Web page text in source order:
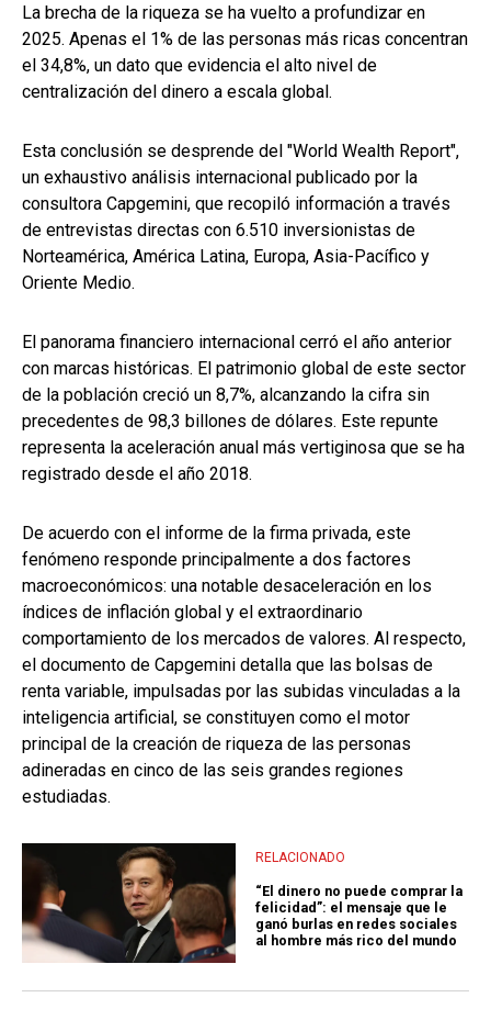
La brecha de la riqueza se ha vuelto a profundizar en
2025. Apenas el 1% de las personas más ricas concentran
el 34,8%, un dato que evidencia el alto nivel de
centralización del dinero a escala global.
Esta conclusión se desprende del "World Wealth Report",
un exhaustivo análisis internacional publicado por la
consultora Capgemini, que recopiló información a través
de entrevistas directas con 6.510 inversionistas de
Norteamérica, América Latina, Europa, Asia-Pacífico y
Oriente Medio.
El panorama financiero internacional cerró el año anterior
con marcas históricas. El patrimonio global de este sector
de la población creció un 8,7%, alcanzando la cifra sin
precedentes de 98,3 billones de dólares. Este repunte
representa la aceleración anual más vertiginosa que se ha
registrado desde el año 2018.
De acuerdo con el informe de la firma privada, este
fenómeno responde principalmente a dos factores
macroeconómicos: una notable desaceleración en los
índices de inflación global y el extraordinario
comportamiento de los mercados de valores. Al respecto,
el documento de Capgemini detalla que las bolsas de
renta variable, impulsadas por las subidas vinculadas a la
inteligencia artificial, se constituyen como el motor
principal de la creación de riqueza de las personas
adineradas en cinco de las seis grandes regiones
estudiadas.
RELACIONADO
“El dinero no puede comprar la
felicidad”: el mensaje que le
ganó burlas en redes sociales
al hombre más rico del mundo